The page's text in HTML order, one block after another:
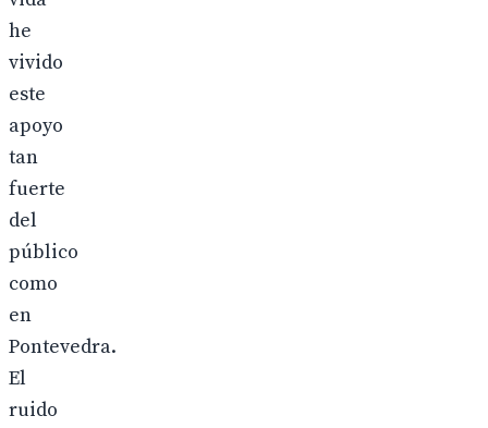
he
vivido
este
apoyo
tan
fuerte
del
público
como
en
Pontevedra.
El
ruido